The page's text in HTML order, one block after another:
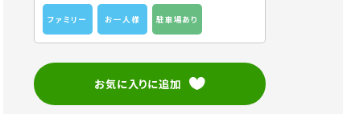
ファミリー お一人様 駐車場あり
お気に入りに追加